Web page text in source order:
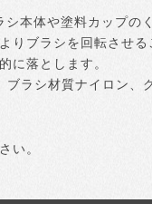
本体や塗料カップの
りブラシを回転させ
に落とします。
ラシ材質ナイロン、
い。